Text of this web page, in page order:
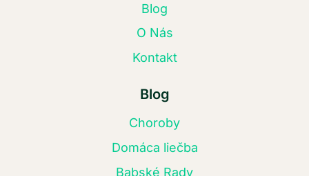
Blog
O Nás
Kontakt
Blog
Choroby
Domáca liečba
Babské Rady